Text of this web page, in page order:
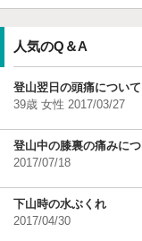
人気のQ＆A
登山翌日の頭痛について
39歳 女性 2017/03/27
登山中の膝裏の痛みに
2017/07/18
下山時の水ぶくれ
2017/04/30